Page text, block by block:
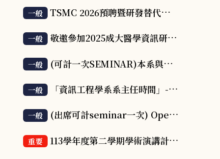
一般 TSMC 2026預聘暨研發替代役（IT/IC Design領域人才招募）線上說明會
一般 敬邀參加2025成大醫學資訊研究所畢業成果發表會
一般 (可計一次SEMINAR)本系與越南WORKSHOP活動資訊
一般 「資訊工程學系系主任時間」- 114年6月2 日 (一) 上午11:30~13:00
一般 (出席可計seminar一次) Operationalizing AI: from Theory to Practice演講
重要 113學年度第二學期學術演講計劃表